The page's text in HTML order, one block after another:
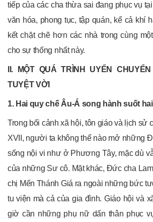
tiếp của các cha thừa sai đang phục vụ
văn hóa, phong tục, tập quán, kể cả khí
kết chặt chẽ hơn các nhà trong cùng
cho sự thống nhất này.
II. MỘT QUÁ TRÌNH UYỂN
TUYỆT VỜI
1. Hai quy chế Âu-Á song hành suốt
Trong bối cảnh xã hội, tôn giáo và lịch sử
XVII, người ta không thể nào mở những
sống nội vi như ở Phương Tây, mặc dù
của những Sư cô. Mặt khác, Đức cha
chị Mến Thánh Giá ra ngoài những bức
tu viện mà cả của gia đình. Giáo hội và
giờ cần những phụ nữ dấn thân phục